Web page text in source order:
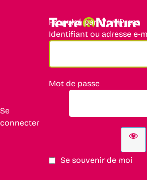
Se
connecter
Propulsé par WordPress
Identifiant ou adresse e-
Mot de passe
Se souvenir de moi